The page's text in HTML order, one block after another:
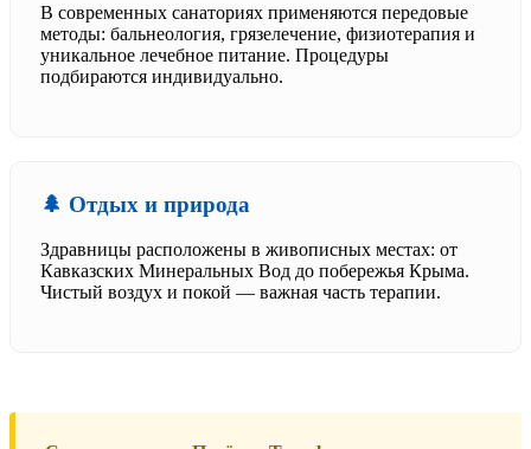
В современных санаториях применяются передовые
методы: бальнеология, грязелечение, физиотерапия и
уникальное лечебное питание. Процедуры
подбираются индивидуально.
🌲 Отдых и природа
Здравницы расположены в живописных местах: от
Кавказских Минеральных Вод до побережья Крыма.
Чистый воздух и покой — важная часть терапии.